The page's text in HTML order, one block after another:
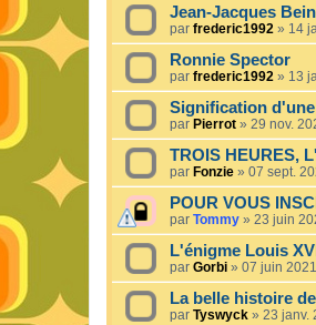
Jean-Jacques
par frederic1992 » 14
Ronnie Spector
par frederic1992 » 13
Signification
par Pierrot » 29 nov.
TROIS HEURES,
par Fonzie » 07 sept.
POUR VOUS
par Tommy » 23 juin
L'énigme Louis
par Gorbi » 07 juin
La belle histoire
par Tyswyck » 23 janv.